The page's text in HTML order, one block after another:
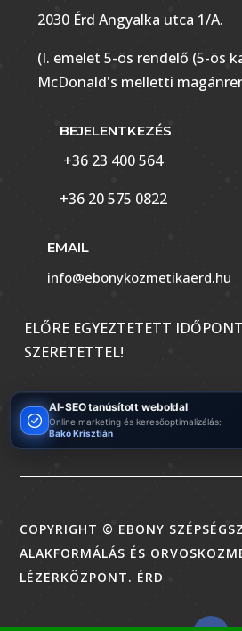
2030 Érd Angyalka utca 1/A.
(I. emelet 5-ös rendelő (5-ös
McDonald's melletti
BEJELENTKEZÉS
+36 23 400 564
+36 20 575 0822
EMAIL
info@ebonykozmetikaerd.hu
ELŐRE EGYEZTETETT
SZERETETTEL!
AI-SEO tanúsított weboldal
Online marketing és keresőoptimalizálás:
Bakó Krisztián
COPYRIGHT © EBONY
ALAKFORMÁLÁS ÉS
LÉZERKÖZPONT. ÉRD